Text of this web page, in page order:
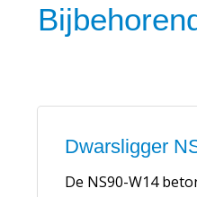
Dwarsligger
De NS90-W14